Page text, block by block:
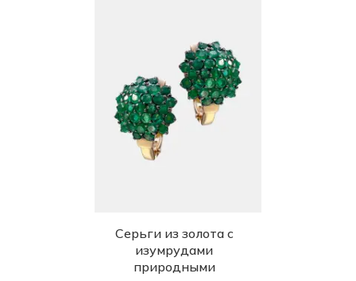
Серьги из золота с
изумрудами
природными